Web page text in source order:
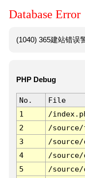
Database Error
(1040) 365建站错误
PHP Debug
No. File
1
/
2
/
3
/
4
/
5
/